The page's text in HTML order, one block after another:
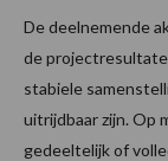
De deelnemende
de
stabiele
uitrijdbaar zijn. Op
gedeeltelijk of